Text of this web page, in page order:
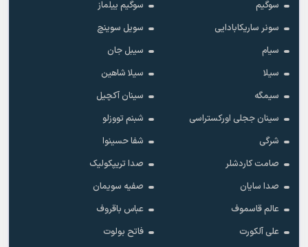
سوگیم
سوگیم ییلماز
سونر ساریکابادایی
سویل سوینچ
سیام
سیبل جان
سیلا
سیلا شاهین
سیمگه
سینان آکچیل
سینان ججلی اورکستراسی
شبنم تووزلو
شرگی
شفا حسینوا
صامت کاردشلر
صدا تریپکولیک
صدا سایان
صفیه سویمان
عالم قاسموف
عباس باقروف
علی آلکورت
فاتح بولوت